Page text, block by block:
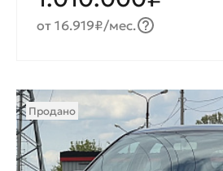
от 16.919₽/мес.
Продано